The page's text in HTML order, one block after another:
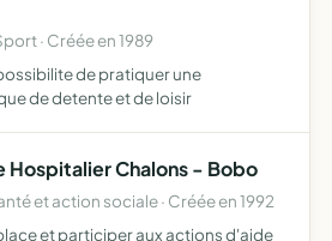
· Créée en 1989
de pratiquer une
de detente et de loisir
Hospitalier Chalons - Bobo
et action sociale · Créée en 1992
et participer aux actions d'aide